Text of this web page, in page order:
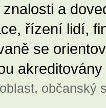
a
řízení lidí,
se
, občanský